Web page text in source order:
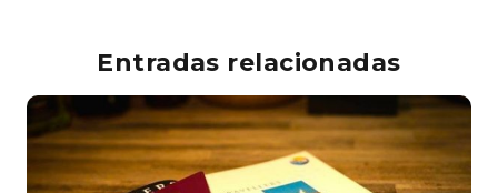
Entradas relacionadas